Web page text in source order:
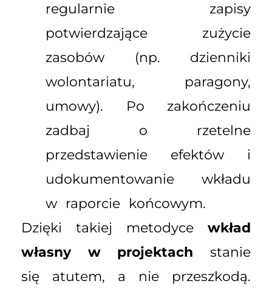
regularnie zapisy
potwierdzające zużycie
zasobów (np. dzienniki
wolontariatu, paragony,
umowy). Po zakończeniu
zadbaj o rzetelne
przedstawienie efektów i
udokumentowanie wkładu
w raporcie końcowym.
Dzięki takiej metodyce wkład
własny w projektach stanie
się atutem, a nie przeszkodą.